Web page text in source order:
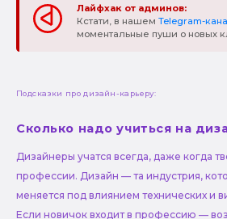
Лайфхак от админов:
Кстати, в нашем Telegram-
моментальные пуши о новых
Подсказки про дизайн-карьеру:
Сколько надо учиться на
Дизайнеры учатся всегда, даже когда
профессии. Дизайн — та индустрия,
меняется под влиянием технических и
Если новичок входит в профессию —